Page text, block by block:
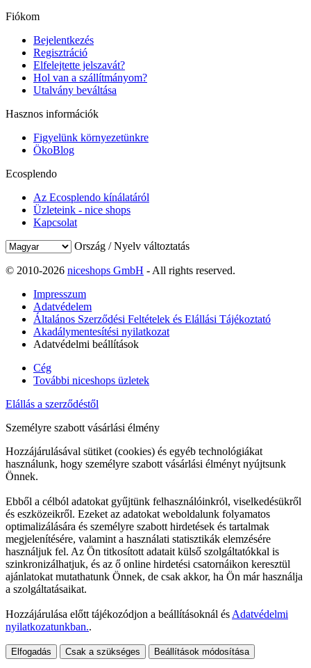
Fiókom
Bejelentkezés
Regisztráció
Elfelejtette jelszavát?
Hol van a szállítmányom?
Utalvány beváltása
Hasznos információk
Figyelünk környezetünkre
ÖkoBlog
Ecosplendo
Az Ecosplendo kínálatáról
Üzleteink - nice shops
Kapcsolat
Ország / Nyelv változtatás
© 2010-2026 niceshops GmbH - All rights reserved.
Impresszum
Adatvédelem
Általános Szerződési Feltételek és Elállási Tájékoztató
Akadálymentesítési nyilatkozat
Adatvédelmi beállítások
Cég
További niceshops üzletek
Elállás a szerződéstől
Személyre szabott vásárlási élmény
Hozzájárulásával sütiket (cookies) és egyéb technológiákat
használunk, hogy személyre szabott vásárlási élményt nyújtsunk
Önnek.
Ebből a célból adatokat gyűjtünk felhasználóinkról, viselkedésükről
és eszközeikről. Ezeket az adatokat weboldalunk folyamatos
optimalizálására és személyre szabott hirdetések és tartalmak
megjelenítésére, valamint a használati statisztikák elemzésére
használjuk fel. Az Ön titkosított adatait külső szolgáltatókkal is
szinkronizálhatjuk, és az ő online hirdetési csatornáikon keresztül
ajánlatokat mutathatunk Önnek, de csak akkor, ha Ön már használja
a szolgáltatásaikat.
Hozzájárulása előtt tájékozódjon a beállításoknál ésAdatvédelmi
nyilatkozatunkban..
Elfogadás Csak a szükséges Beállítások módosítása